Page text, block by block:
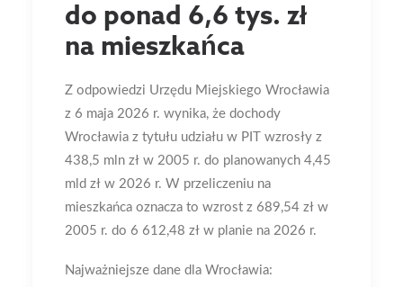
do ponad 6,6 tys. zł
na mieszkańca
Z odpowiedzi Urzędu Miejskiego Wrocławia
z 6 maja 2026 r. wynika, że dochody
Wrocławia z tytułu udziału w PIT wzrosły z
438,5 mln zł w 2005 r. do planowanych 4,45
mld zł w 2026 r. W przeliczeniu na
mieszkańca oznacza to wzrost z 689,54 zł w
2005 r. do 6 612,48 zł w planie na 2026 r.
Najważniejsze dane dla Wrocławia: